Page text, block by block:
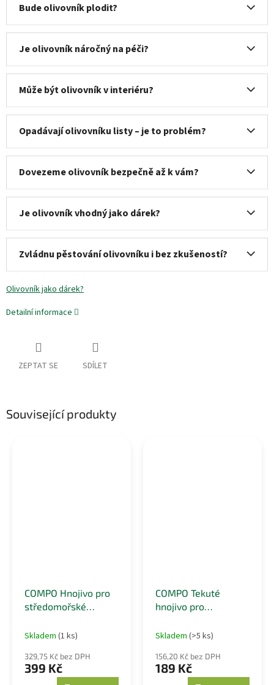
Bude olivovník plodit?
Je olivovník náročný na péči?
Může být olivovník v interiéru?
Opadávají olivovníku listy – je to problém?
Dovezeme olivovník bezpečně až k vám?
Je olivovník vhodný jako dárek?
Zvládnu pěstování olivovníku i bez zkušeností?
Olivovník jako dárek?
Detailní informace
ZEPTAT SE SDÍLET
Související produkty
COMPO Hnojivo pro
středomořské
dlouhodobým
Skladem (1 ks)
329,75 Kč bez DPH
399 Kč
COMPO Tekuté
hnojivo pro
rostliny 0,5 l
Skladem (>5 ks)
156,20 Kč bez DPH
189 Kč